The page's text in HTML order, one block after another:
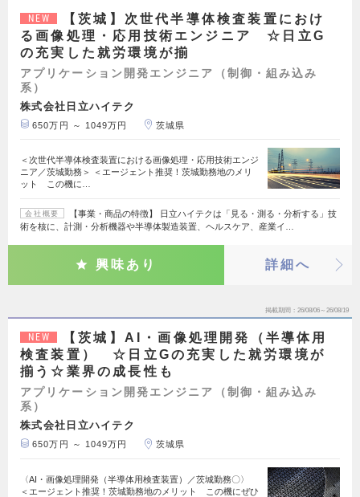
NEW
【茨城】次世代半導体検査装置におけ
る画像処理・応用技術エンジニア ☆日立G
の充実した就労環境が揃
アプリケーション開発エンジニア（制御・組み込み
系）
株式会社日立ハイテク
650万円 ～ 1049万円 茨城県
＜次世代半導体検査装置における画像処理・応用技術エンジ
ニア／茨城勤務＞ ＜エージェント推奨！茨城勤務地のメリ
ット この機に…
会社概要
【事業・商品の特徴】 日立ハイテクは「見る・測る・分析する」技
術を核に、計測・分析機器や半導体製造装置、ヘルスケア、産業イ…
興味あり 詳細へ
掲載期間 26/08/06～26/08/19
NEW
【茨城】AI・画像処理開発（半導体用
検査装置） ☆日立Gの充実した就労環境が
揃う☆業界の成長性も
アプリケーション開発エンジニア（制御・組み込み
系）
株式会社日立ハイテク
650万円 ～ 1049万円 茨城県
〈AI・画像処理開発（半導体用検査装置）／茨城勤務〇〉
＜エージェント推奨！茨城勤務地のメリット この機にぜひ